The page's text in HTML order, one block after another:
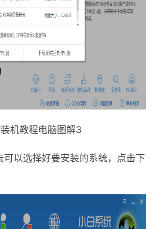
机教程电脑图解3
可以选择好要安装的系统，点击下